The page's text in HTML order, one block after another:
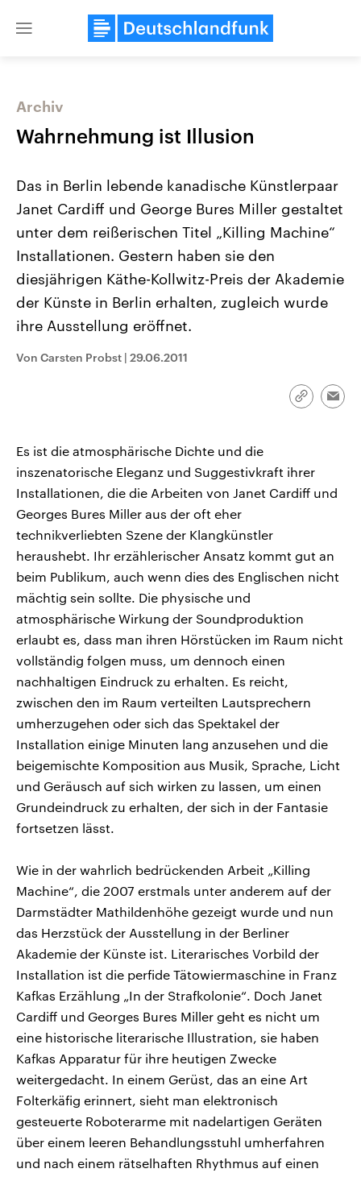
Close
Landtagswahl Sachsen-Anhalt
2026
Alle Informationen
Sachsen-Anhalt wählt am 6.
September 2026 einen neuen
Bundesland von einer Koalition aus
USA
Aktuelle Beiträge,
Hintergründe
Audio-Archiv
Archiv
Wahrnehmung ist Illusion
Das in Berlin lebende kanadische Künstlerpaar
Janet Cardiff und George Bures Miller gestaltet
unter dem reißerischen Titel „Killing Machine“
Installationen. Gestern haben sie den
diesjährigen Käthe-Kollwitz-Preis der Akademie
der Künste in Berlin erhalten, zugleich wurde
ihre Ausstellung eröffnet.
Von Carsten Probst | 29.06.2011
Link
Es ist die atmosphärische Dichte und die
inszenatorische Eleganz und Suggestivkraft ihrer
Installationen, die die Arbeiten von Janet Cardiff und
Georges Bures Miller aus der oft eher
technikverliebten Szene der Klangkünstler
heraushebt. Ihr erzählerischer Ansatz kommt gut an
beim Publikum, auch wenn dies des Englischen nicht
mächtig sein sollte. Die physische und
atmosphärische Wirkung der Soundproduktion
erlaubt es, dass man ihren Hörstücken im Raum nicht
vollständig folgen muss, um dennoch einen
nachhaltigen Eindruck zu erhalten. Es reicht,
zwischen den im Raum verteilten Lautsprechern
umherzugehen oder sich das Spektakel der
Installation einige Minuten lang anzusehen und die
beigemischte Komposition aus Musik, Sprache, Licht
und Geräusch auf sich wirken zu lassen, um einen
Grundeindruck zu erhalten, der sich in der Fantasie
fortsetzen lässt.
Wie in der wahrlich bedrückenden Arbeit „Killing
Machine“, die 2007 erstmals unter anderem auf der
Darmstädter Mathildenhöhe gezeigt wurde und nun
das Herzstück der Ausstellung in der Berliner
Akademie der Künste ist. Literarisches Vorbild der
Installation ist die perfide Tätowiermaschine in Franz
Kafkas Erzählung „In der Strafkolonie“. Doch Janet
Cardiff und Georges Bures Miller geht es nicht um
eine historische literarische Illustration, sie haben
Kafkas Apparatur für ihre heutigen Zwecke
weitergedacht. In einem Gerüst, das an eine Art
Folterkäfig erinnert, sieht man elektronisch
gesteuerte Roboterarme mit nadelartigen Geräten
über einem leeren Behandlungsstuhl umherfahren
und nach einem rätselhaften Rhythmus auf einen